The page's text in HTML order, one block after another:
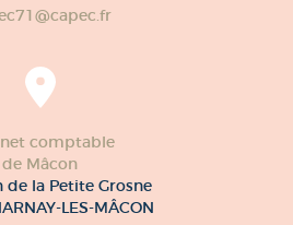
comptable
de Mâcon
de la Petite Grosne
LES-MÂCON